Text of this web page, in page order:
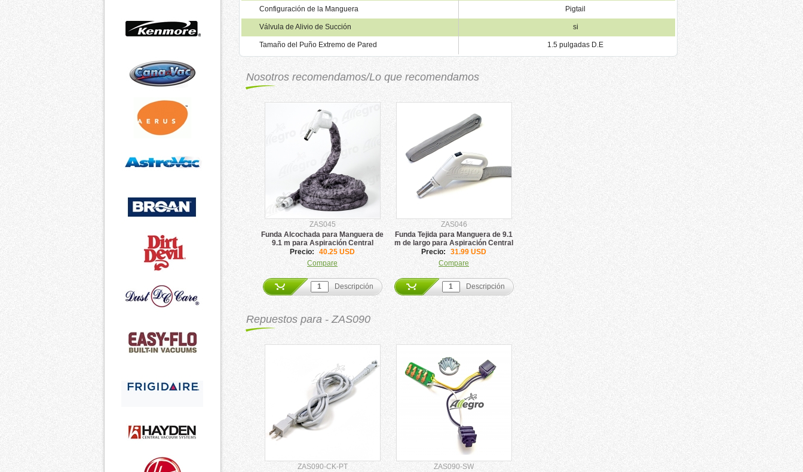
Configuración de la Manguera Pigtail
Válvula de Alivio de Succión si
Tamaño del Puño Extremo de Pared 1.5 pulgadas D.E
Nosotros recomendamos/Lo que recomendamos
ZAS045
Funda Alcochada para Manguera de
9.1 m para Aspiración Central
Allegro
Precio:
40.25 USD
Compare
Descripción
ZAS046
Funda Tejida para Manguera de 9.1
m de largo para Aspiración Central
Allegro
Precio:
31.99 USD
Compare
Descripción
Repuestos para - ZAS090
ZAS090-CK-PT
ZAS090-SW